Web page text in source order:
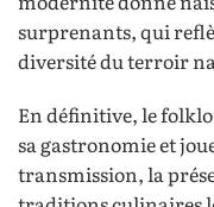
surprenants, qui
diversité du terroir
En définitive, le
sa gastronomie et
transmission, la